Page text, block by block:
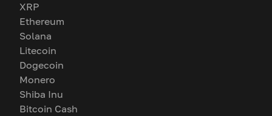
XRP
Ethereum
Solana
Litecoin
Dogecoin
Monero
Shiba Inu
Bitcoin Cash